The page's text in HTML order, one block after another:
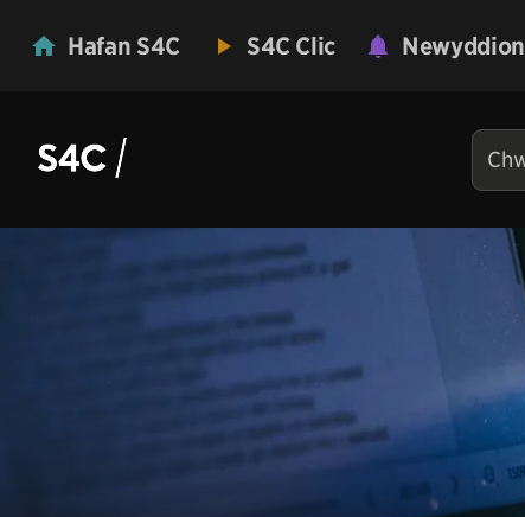
Hafan S4C S4C Clic Newyddion